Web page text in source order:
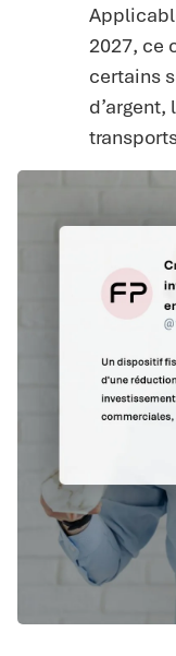
2027, ce
certains